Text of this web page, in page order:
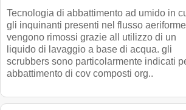
Tecnologia di abbattimento ad umido in
gli inquinanti presenti nel flusso aeriforme
vengono rimossi grazie all utilizzo di un
liquido di lavaggio a base di acqua. gli
scrubbers sono particolarmente indicati
abbattimento di cov composti org..